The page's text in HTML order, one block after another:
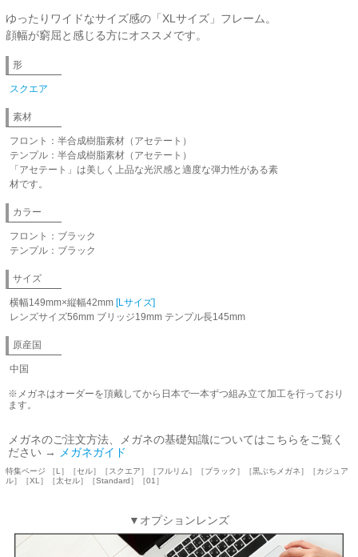
ゆったりワイドなサイズ感の「XLサイズ」フレーム。
顔幅が窮屈と感じる方にオススメです。
形
スクエア
素材
フロント：半合成樹脂素材（アセテート）
テンプル：半合成樹脂素材（アセテート）
「アセテート」は美しく上品な光沢感と適度な弾力性がある素
材です。
カラー
フロント：ブラック
テンプル：ブラック
サイズ
横幅149mm×縦幅42mm [Lサイズ]
レンズサイズ56mm ブリッジ19mm テンプル長145mm
原産国
中国
※メガネはオーダーを頂戴してから日本で一本ずつ組み立て加工を行っており
ます。
メガネのご注文方法、メガネの基礎知識についてはこちらをご覧く
ださい →
メガネガイド
特集ページ ［L］［セル］［スクエア］［フルリム］［ブラック］［黒ぶちメガネ］［カジュア
ル］［XL］［太セル］［Standard］［01］
▼オプションレンズ